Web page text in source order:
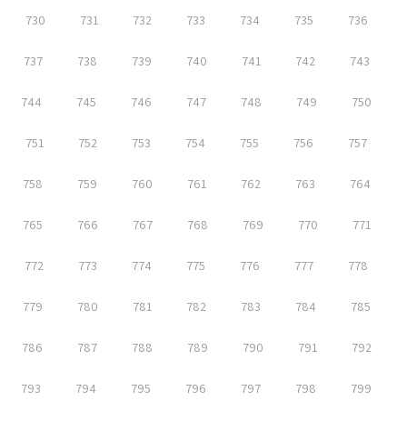
730 731 732 733 734 735 736
737 738 739 740 741 742 743
744 745 746 747 748 749 750
751 752 753 754 755 756 757
758 759 760 761 762 763 764
765 766 767 768 769 770 771
772 773 774 775 776 777 778
779 780 781 782 783 784 785
786 787 788 789 790 791 792
793 794 795 796 797 798 799